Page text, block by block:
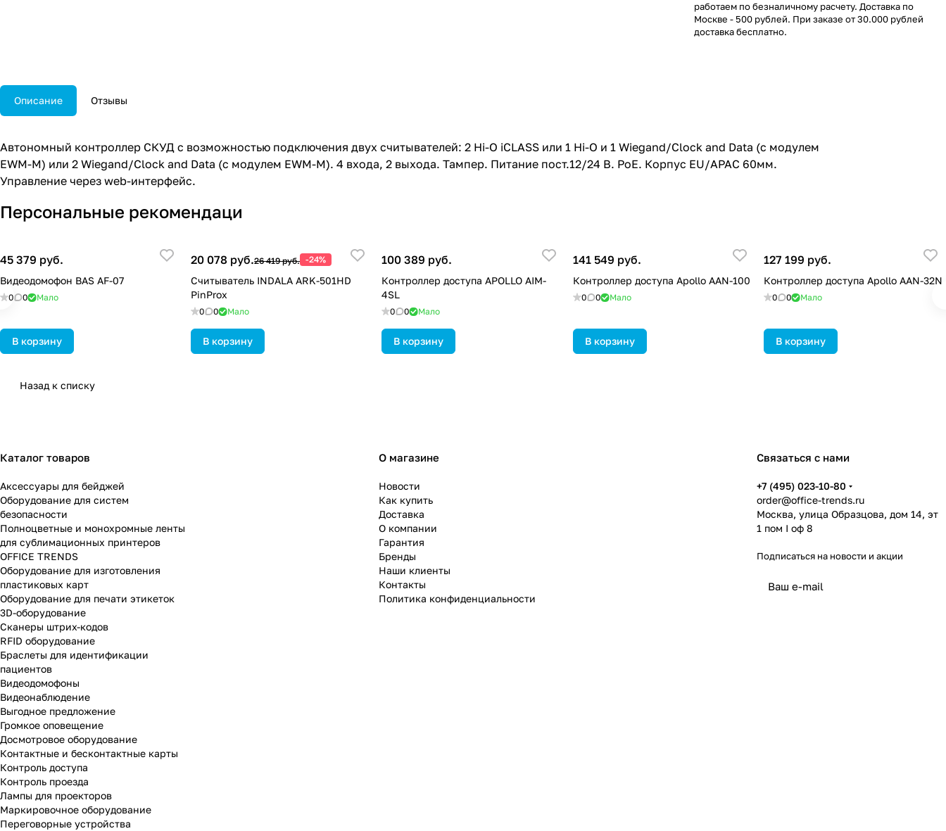
работаем по безналичному расчету. Доставка по
Москве - 500 рублей. При заказе от 30.000 рублей
доставка бесплатно.
Описание Отзывы
Автономный контроллер СКУД с возможностью подключения двух считывателей: 2 Hi-O iCLASS или 1 Hi-O и 1 Wiegand/Clock and Data (с модулем
EWM-M) или 2 Wiegand/Clock and Data (с модулем EWM-M). 4 входа, 2 выхода. Тампер. Питание пост.12/24 В. PoE. Корпус EU/APAC 60мм.
Управление через web-интерфейс.
Персональные рекомендаци
45 379 руб.
Видеодомофон BAS AF-07
0 0 Мало
В корзину
20 078 руб.26 419 руб. -24%
Считыватель INDALA ARK-501HD
PinProx
0 0 Мало
В корзину
100 389 руб.
Контроллер доступа APOLLO AIM-
4SL
0 0 Мало
В корзину
141 549 руб.
Контроллер доступа Apollo AAN-100
0 0 Мало
В корзину
127 199 руб.
Контроллер доступа Apollo AAN-32N
0 0 Мало
В корзину
Назад к списку
Каталог товаров
Аксессуары для бейджей
Оборудование для систем
безопасности
Полноцветные и монохромные ленты
для сублимационных принтеров
OFFICE TRENDS
Оборудование для изготовления
пластиковых карт
Оборудование для печати этикеток
3D-оборудование
Cканеры штрих-кодов
RFID оборудование
Браслеты для идентификации
пациентов
Видеодомофоны
Видеонаблюдение
Выгодное предложение
Громкое оповещение
Досмотровое оборудование
Контактные и бесконтактные карты
Контроль доступа
Контроль проезда
Лампы для проекторов
Маркировочное оборудование
Переговорные устройства
О магазине
Новости
Как купить
Доставка
О компании
Гарантия
Бренды
Наши клиенты
Контакты
Политика конфиденциальности
Связаться с нами
+7 (495) 023-10-80
order@office-trends.ru
Москва, улица Образцова, дом 14, эт
1 пом I оф 8
Подписаться на новости и акции